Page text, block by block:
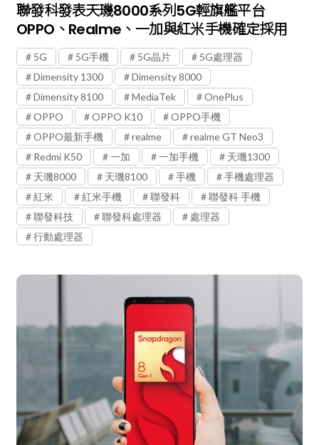
聯發科發表天璣8000系列5G輕旗艦平台
OPPO、realme、一加與紅米手機確定採用
5G 5G手機 5G晶片
5G處理器
Dimensity 1300
Dimensity 8000
Dimensity 8100
MediaTek
OnePlus
OPPO
OPPO K10
OPPO手機
OPPO最新手機
realme
realme GT Neo3
Redmi K50
一加 一加手機
天璣1300
天璣8000
天璣8100 手機
手機處理器
紅米
紅米手機 聯發科
聯發科 手機
聯發科技
聯發科處理器
處理器
行動處理器